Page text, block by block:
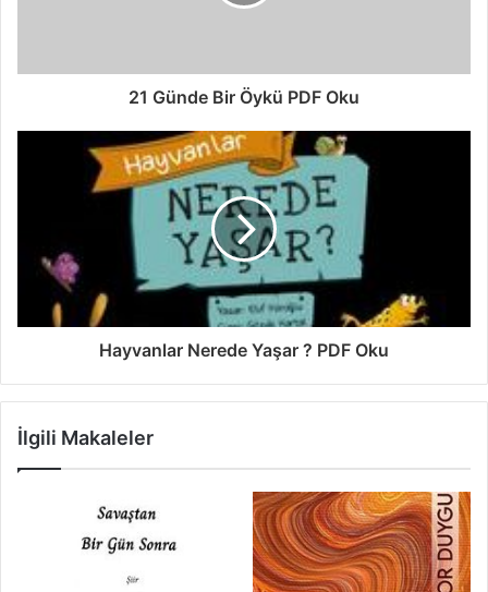
21 Günde Bir Öykü PDF Oku
Hayvanlar Nerede Yaşar ? PDF Oku
İlgili Makaleler